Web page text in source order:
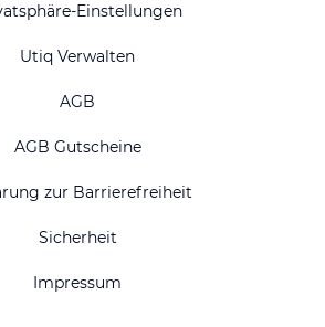
Einstellungen
Utiq Verwalten
AGB
AGB Gutscheine
zur Barrierefreiheit
Sicherheit
Impressum